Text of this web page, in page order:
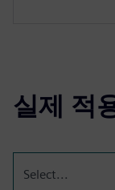
실제 적
Select...